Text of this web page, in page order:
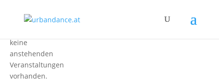
keine
anstehenden
Veranstaltungen
vorhanden.